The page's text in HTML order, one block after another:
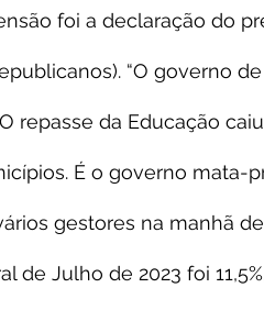
foi a declaração do
“O governo
repasse da Educação
É o governo mata-
gestores na manhã
de Julho de 2023 foi